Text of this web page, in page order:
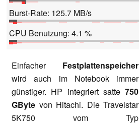
Burst-Rate: 125.7 MB/s
CPU Benutzung: 4.1 %
EinfacherFestplattenspeicher
wird auch im Notebook immer
günstiger. HP integriert satte 750
GByte von Hitachi. Die Travelstar
5K750 vom Typ